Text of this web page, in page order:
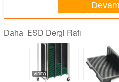
Daha ESD Dergi Rafı